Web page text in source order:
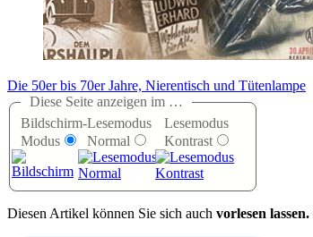
Die 50er bis 70er Jahre, Nierentisch und Tütenlampe
Diese Seite anzeigen im …
Bildschirm-
Modus
Lesemodus
Normal
Lesemodus
Kontrast
Diesen Artikel können Sie sich auch vorlesen lassen.